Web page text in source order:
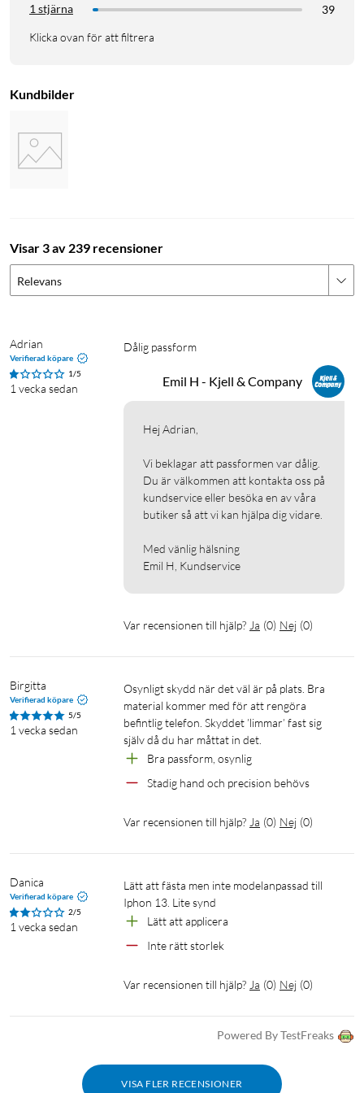
1 stjärna
39
Klicka ovan för att filtrera
Kundbilder
Visar 3 av 239 recensioner
Relevans
Adrian
Verifierad köpare
1/5
1 vecka sedan
Dålig passform
Emil H - Kjell & Company
Hej Adrian,
Vi beklagar att passformen var dålig.
Du är välkommen att kontakta oss på
kundservice eller besöka en av våra
butiker så att vi kan hjälpa dig vidare.
Med vänlig hälsning
Emil H, Kundservice
Var recensionen till hjälp? Ja (0) Nej (0)
Birgitta
Verifierad köpare
5/5
1 vecka sedan
Osynligt skydd när det väl är på plats. Bra
material kommer med för att rengöra
befintlig telefon. Skyddet ’limmar’ fast sig
själv då du har måttat in det.
Bra passform, osynlig
Stadig hand och precision behövs
Var recensionen till hjälp? Ja (0) Nej (0)
Danica
Verifierad köpare
2/5
1 vecka sedan
Lätt att fästa men inte modelanpassad till
Iphon 13. Lite synd
Lätt att applicera
Inte rätt storlek
Var recensionen till hjälp? Ja (0) Nej (0)
Powered By TestFreaks
VISA FLER RECENSIONER